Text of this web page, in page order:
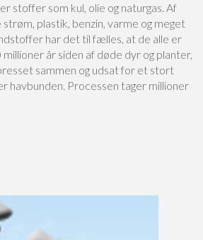
stoffer som kul, olie og naturgas. Af
plastik, benzin, varme og meget
har det til fælles, at de alle er
år siden af døde dyr og planter,
sammen og udsat for et stort
havbunden. Processen tager millioner